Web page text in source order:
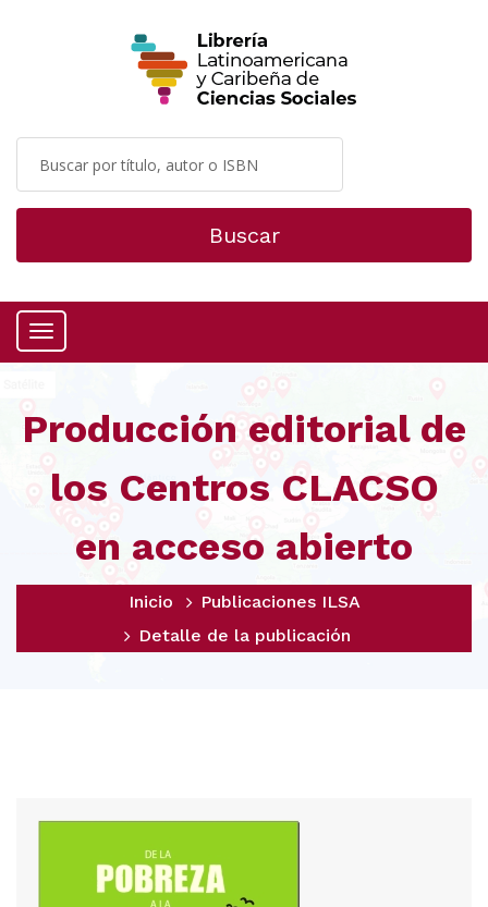
Buscar
Menú
Producción editorial de
los Centros CLACSO
en acceso abierto
Inicio
Publicaciones ILSA
Detalle de la publicación